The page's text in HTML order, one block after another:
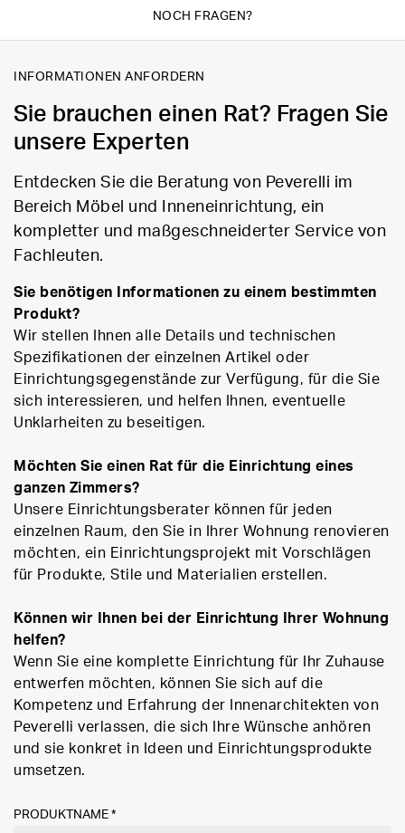
NOCH FRAGEN?
INFORMATIONEN ANFORDERN
Sie brauchen einen Rat? Fragen Sie
unsere Experten
Entdecken Sie die Beratung von Peverelli im
Bereich Möbel und Inneneinrichtung, ein
kompletter und maßgeschneiderter Service von
Fachleuten.
Sie benötigen Informationen zu einem bestimmten
Produkt?
Wir stellen Ihnen alle Details und technischen
Spezifikationen der einzelnen Artikel oder
Einrichtungsgegenstände zur Verfügung, für die Sie
sich interessieren, und helfen Ihnen, eventuelle
Unklarheiten zu beseitigen.
Möchten Sie einen Rat für die Einrichtung eines
ganzen Zimmers?
Unsere Einrichtungsberater können für jeden
einzelnen Raum, den Sie in Ihrer Wohnung renovieren
möchten, ein Einrichtungsprojekt mit Vorschlägen
für Produkte, Stile und Materialien erstellen.
Können wir Ihnen bei der Einrichtung Ihrer Wohnung
helfen?
Wenn Sie eine komplette Einrichtung für Ihr Zuhause
entwerfen möchten, können Sie sich auf die
Kompetenz und Erfahrung der Innenarchitekten von
Peverelli verlassen, die sich Ihre Wünsche anhören
und sie konkret in Ideen und Einrichtungsprodukte
umsetzen.
PRODUKTNAME *